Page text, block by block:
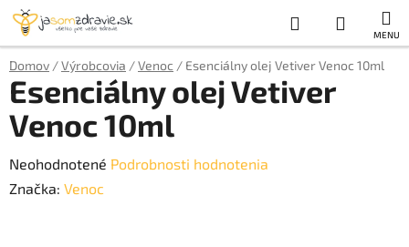
Prejsť
obsah
Hľadať
KOŠÍK
Domov /Výrobcovia /Venoc / Esenciálny olej Vetiver Venoc 10ml
Esenciálny olej Vetiver
Venoc 10ml
Priemerné
hodnotenie
Neohodnotené Podrobnosti hodnotenia
Značka: Venoc